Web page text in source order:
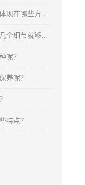
呢？
养呢？
特点？